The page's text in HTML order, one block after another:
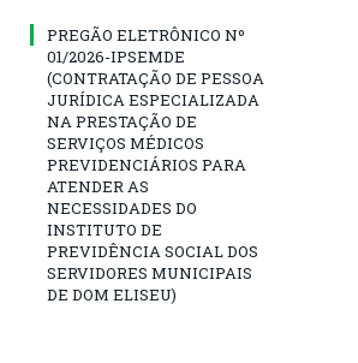
PREGÃO ELETRÔNICO Nº
01/2026-IPSEMDE
(CONTRATAÇÃO DE PESSOA
JURÍDICA ESPECIALIZADA
NA PRESTAÇÃO DE
SERVIÇOS MÉDICOS
PREVIDENCIÁRIOS PARA
ATENDER AS
NECESSIDADES DO
INSTITUTO DE
PREVIDÊNCIA SOCIAL DOS
SERVIDORES MUNICIPAIS
DE DOM ELISEU)